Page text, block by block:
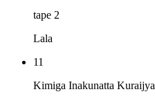
tape 2
Lala
11
Kimiga Inakunatta Kuraijya